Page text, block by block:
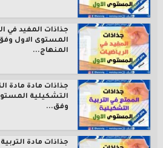
جذاذات المفيد في
المستوى الاول
المنهاج...
جذاذات مادة مادة
التشكيلية
وفق...
جذاذات مادة التربية